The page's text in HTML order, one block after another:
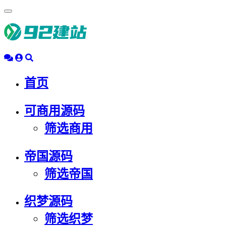
动
导
首页
可商用源码
筛选商用
帝国源码
筛选帝国
织梦源码
筛选织梦